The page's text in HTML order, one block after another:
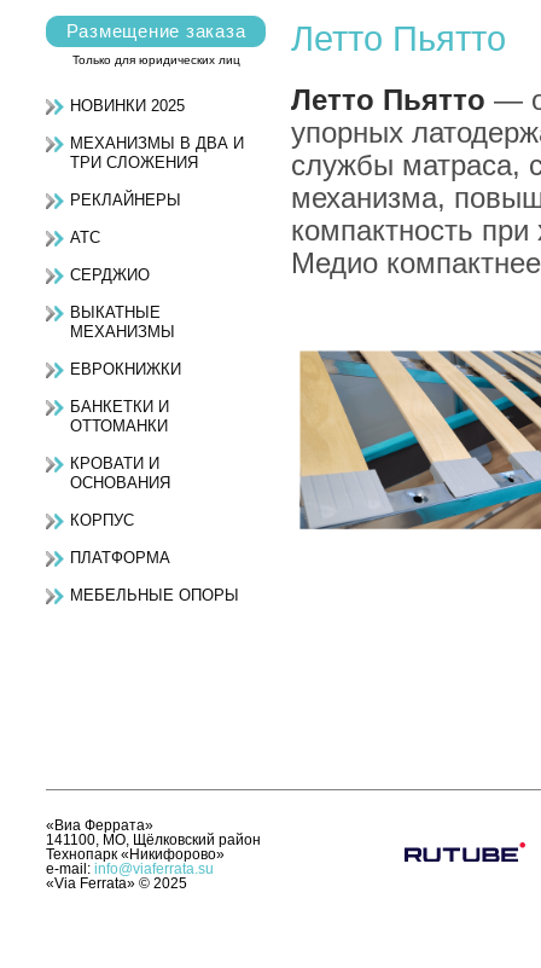
Размещение заказа
Только для юридических лиц
НОВИНКИ 2025
МЕХАНИЗМЫ В ДВА И
ТРИ СЛОЖЕНИЯ
РЕКЛАЙНЕРЫ
АТС
СЕРДЖИО
ВЫКАТНЫЕ
МЕХАНИЗМЫ
ЕВРОКНИЖКИ
БАНКЕТКИ И
ОТТОМАНКИ
КРОВАТИ И
ОСНОВАНИЯ
КОРПУС
ПЛАТФОРМА
МЕБЕЛЬНЫЕ ОПОРЫ
Летто Пьятто
Летто Пьятто —
упорных
службы матраса,
механизма,
компактность
Медио
«Виа Феррата»
141100, МО, Щёлковский район
Технопарк «Никифорово»
e-mail: info@viaferrata.su
«Via Ferrata» © 2025